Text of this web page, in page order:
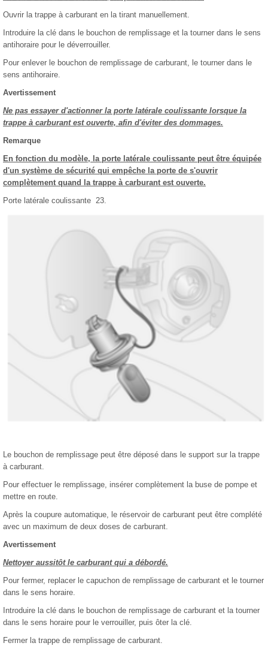
Ouvrir la trappe à carburant en la tirant manuellement.
Introduire la clé dans le bouchon de remplissage et la tourner dans le sens
antihoraire pour le déverrouiller.
Pour enlever le bouchon de remplissage de carburant, le tourner dans le
sens antihoraire.
Avertissement
Ne pas essayer d'actionner la porte latérale coulissante lorsque la
trappe à carburant est ouverte, afin d'éviter des dommages.
Remarque
En fonction du modèle, la porte latérale coulissante peut être équipée
d'un système de sécurité qui empêche la porte de s'ouvrir
complètement quand la trappe à carburant est ouverte.
Porte latérale coulissante 23.
Le bouchon de remplissage peut être déposé dans le support sur la trappe
à carburant.
Pour effectuer le remplissage, insérer complètement la buse de pompe et
mettre en route.
Après la coupure automatique, le réservoir de carburant peut être complété
avec un maximum de deux doses de carburant.
Avertissement
Nettoyer aussitôt le carburant qui a débordé.
Pour fermer, replacer le capuchon de remplissage de carburant et le tourner
dans le sens horaire.
Introduire la clé dans le bouchon de remplissage de carburant et la tourner
dans le sens horaire pour le verrouiller, puis ôter la clé.
Fermer la trappe de remplissage de carburant.